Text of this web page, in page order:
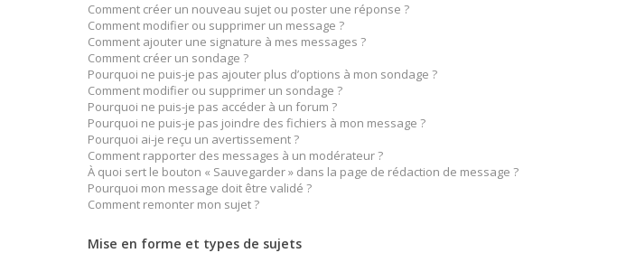
Comment créer un nouveau sujet ou poster une réponse ?
Comment modifier ou supprimer un message ?
Comment ajouter une signature à mes messages ?
Comment créer un sondage ?
Pourquoi ne puis-je pas ajouter plus d’options à mon sondage ?
Comment modifier ou supprimer un sondage ?
Pourquoi ne puis-je pas accéder à un forum ?
Pourquoi ne puis-je pas joindre des fichiers à mon message ?
Pourquoi ai-je reçu un avertissement ?
Comment rapporter des messages à un modérateur ?
À quoi sert le bouton « Sauvegarder » dans la page de rédaction de message ?
Pourquoi mon message doit être validé ?
Comment remonter mon sujet ?
Mise en forme et types de sujets